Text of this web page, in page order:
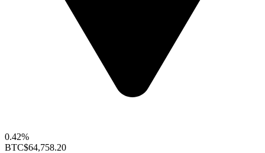
0.42%
BTC$64,758.20